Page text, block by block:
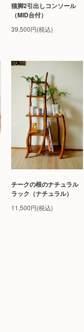
猫脚2引出しコンソール
（MID台付）
39,500円(税込)
チークの根のナチュラル
ラック（ナチュラル）
11,500円(税込)